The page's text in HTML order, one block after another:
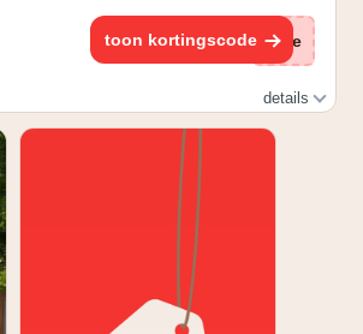
toon kortingscode (ge
details